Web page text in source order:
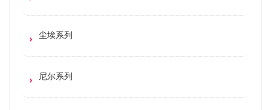
尘埃系列
尼尔系列